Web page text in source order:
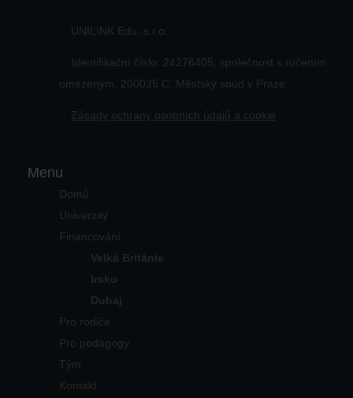
UNILINK Edu, s.r.o.
Identifikační číslo: 24276405, společnost s ručením
omezeným, 200035 C, Městský soud v Praze
Zásady ochrany osobních údajů a cookie
Menu
Domů
Univerzity
Financování
Velká Británie
Irsko
Dubaj
Pro rodiče
Pro pedagogy
Tým
Kontakt